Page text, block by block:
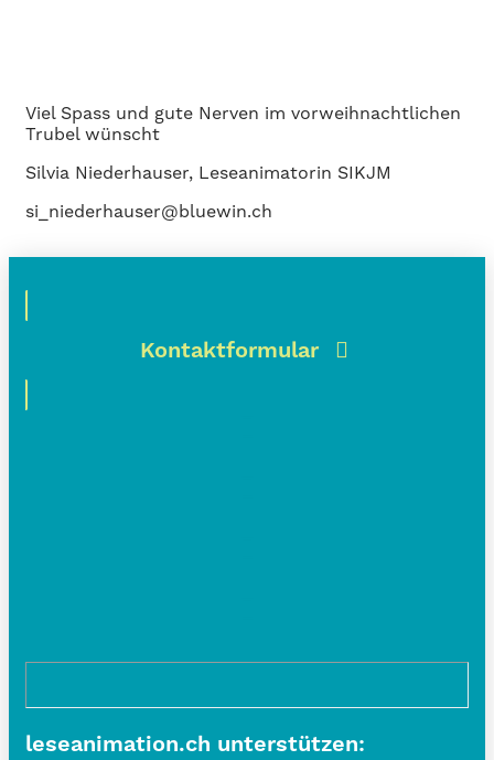
Viel Spass und gute Nerven im vorweihnachtlichen
Trubel wünscht
Silvia Niederhauser, Leseanimatorin SIKJM
si_niederhauser@bluewin.ch
Kontaktformular
leseanimation.ch unterstützen: